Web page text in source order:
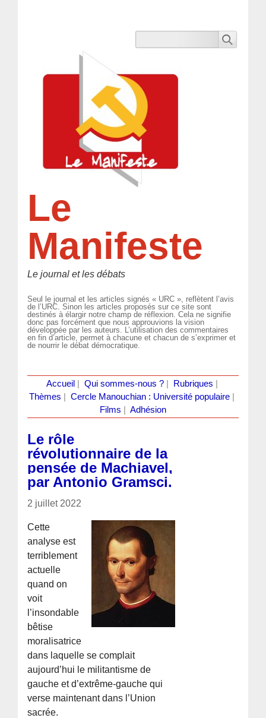
Le
Manifeste
Le journal et les débats
Seul le journal et les articles signés « URC », reflètent l’avis
de l’URC. Sinon les articles proposés sur ce site sont
destinés à élargir notre champ de réflexion. Cela ne signifie
donc pas forcément que nous approuvions la vision
développée par les auteurs. L’utilisation des commentaires
en fin d’article, permet à chacune et chacun de s’exprimer et
de nourrir le débat démocratique.
Accueil Qui sommes-nous ?| Rubriques
Thèmes
Cercle Manouchian : Université populaire
Films
Adhésion
Le rôle
révolutionnaire de la
pensée de Machiavel,
par Antonio Gramsci.
2 juillet 2022
Cette
analyse est
terriblement
actuelle
quand on
voit
l’insondable
bêtise
moralisatrice
dans laquelle se complait
aujourd’hui le militantisme de
gauche et d’extrême-gauche qui
verse maintenant dans l’Union
sacrée.